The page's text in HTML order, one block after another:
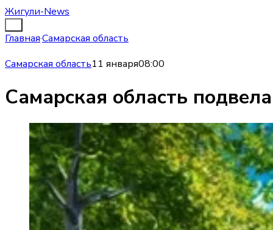
Жигули-News
Главная·Самарская область
Самарская область11 января08:00
Самарская область